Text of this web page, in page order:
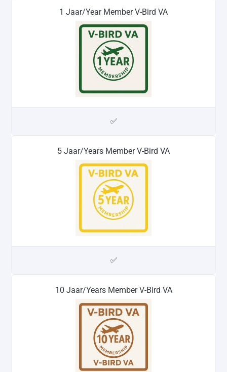
1 Jaar/Year Member V-Bird VA
✅
5 Jaar/Years Member V-Bird VA
✅
10 Jaar/Years Member V-Bird VA